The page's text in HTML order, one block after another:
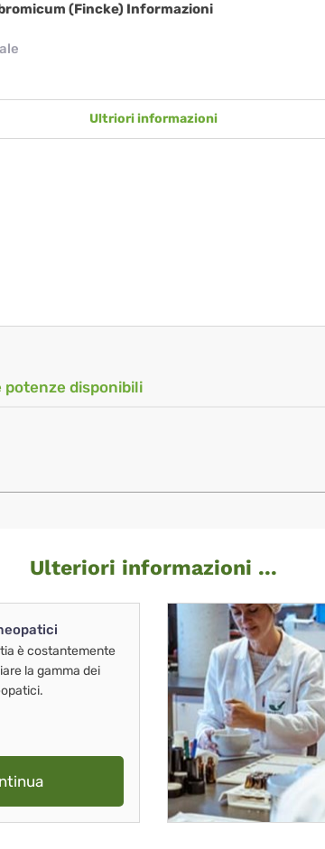
(Fincke) Informazioni
Ultriori informazioni
disponibili
Ulteriori informazioni ...
è costantemente
la gamma dei